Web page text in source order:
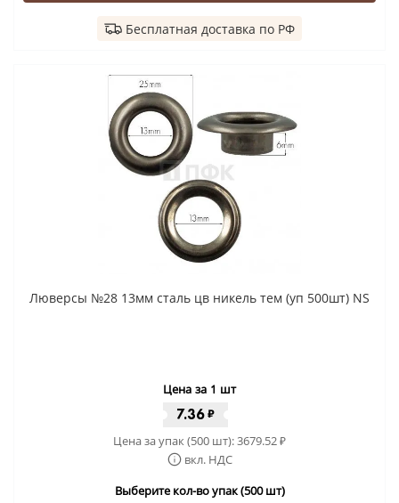
Бесплатная доставка по РФ
Люверсы №28 13мм сталь цв никель тем (уп 500шт) NS
Цена за 1 шт
7.36 ₽
Цена за упак (500 шт):3679.52₽
вкл. НДС
Выберите кол-во упак (500 шт)